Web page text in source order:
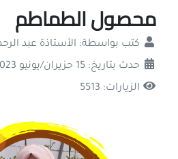
محصول الطماطم
كتب بواسطة: الأستاذة عبد
حدث بتاريخ: 15 حزيران/يونيو 2023
الزيارات: 5513